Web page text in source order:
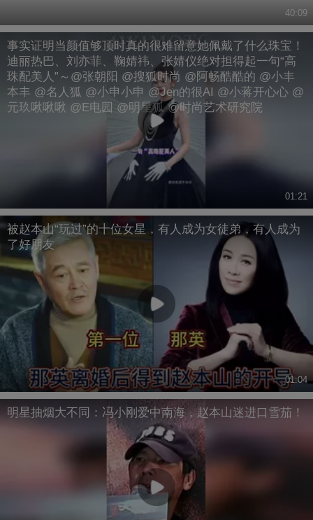
40:09
事实证明当颜值够顶时真的很难留意她佩戴了什么珠宝！
迪丽热巴、刘亦菲、鞠婧祎、张婧仪绝对担得起一句“高
珠配美人”～@张朝阳 @搜狐时尚 @阿畅酷酷的 @小丰
本丰 @名人狐 @小申小申 @Jen的很AI @小蒋开心心 @
元玖啾啾啾 @E电园 @明星狐 @时尚艺术研究院
01:21
被赵本山“玩过”的十位女星，有人成为女徒弟，有人成为
了好朋友
01:04
明星抽烟大不同：冯小刚爱中南海，赵本山迷进口雪茄！